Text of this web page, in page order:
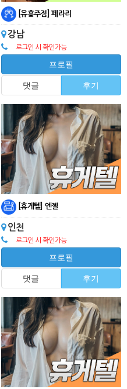
[유흥주점] 페라리
강남
로그인 시 확인가능
프로필
댓글 후기
[휴게텔] 엔젤
인천
로그인 시 확인가능
프로필
댓글 후기